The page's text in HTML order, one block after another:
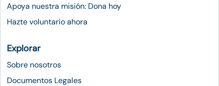
Apoya nuestra misión: Dona hoy
Hazte voluntario ahora
Explorar
Sobre nosotros
Documentos Legales